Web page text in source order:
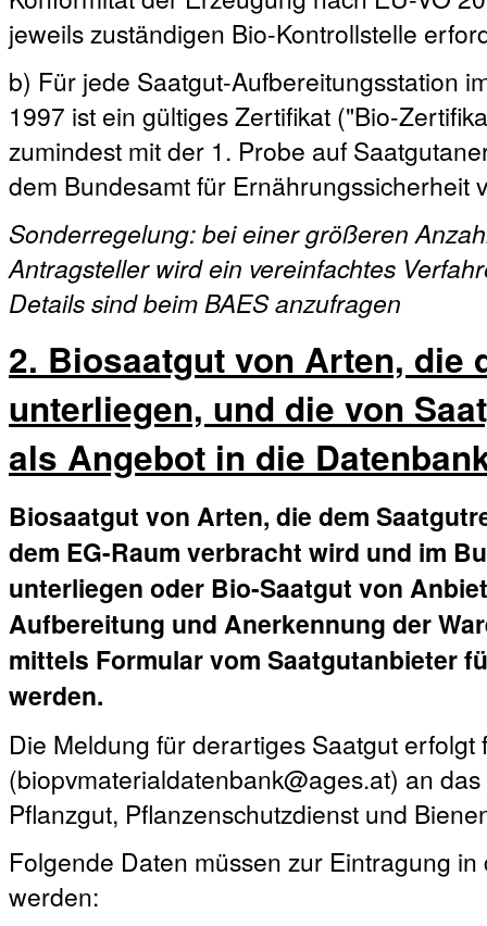
jeweils zuständigen Bio-Kontrollstelle
b) Für jede Saatgut-Aufbereitungsstation
1997 ist ein gültiges Zertifikat ("Bio-
zumindest mit der 1. Probe auf
dem Bundesamt für Ernährungssicherheit
Sonderregelung: bei einer größeren
Antragsteller wird ein vereinfachtes
Details sind beim BAES anzufragen
2. Biosaatgut von Arten, die
unterliegen, und die von
als Angebot in die
Biosaatgut von Arten, die dem
dem EG-Raum verbracht wird und im
unterliegen oder Bio-Saatgut von
Aufbereitung und Anerkennung der
mittels Formular vom Saatgutanbieter
werden.
Die Meldung für derartiges Saatgut erfolgt
(biopvmaterialdatenbank@ages.at) an
Pflanzgut, Pflanzenschutzdienst und
Folgende Daten müssen zur Eintragung
werden: